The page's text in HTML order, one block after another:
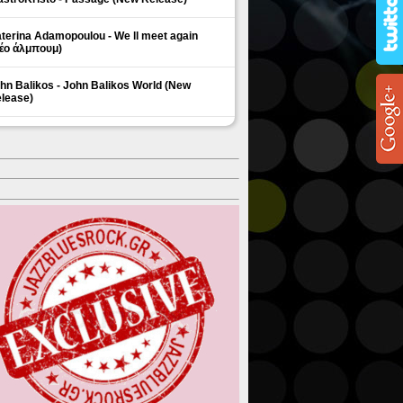
Adamopoulou - We ll meet again
άλμπουμ)
Balikos - John Balikos World (New